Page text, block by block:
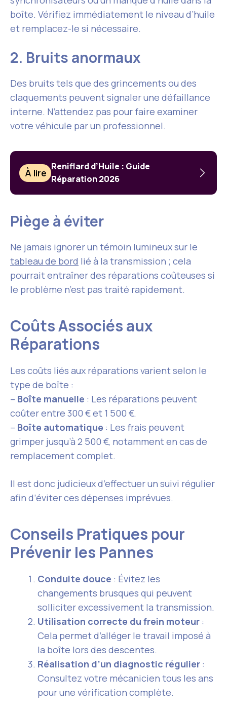
boîte. Vérifiez immédiatement le niveau d’huile
et remplacez-le si nécessaire.
2. Bruits anormaux
Des bruits tels que des grincements ou des
claquements peuvent signaler une défaillance
interne. N’attendez pas pour faire examiner
votre véhicule par un professionnel.
À lire
Reniflard d’Huile : Guide
Réparation 2026
Piège à éviter
Ne jamais ignorer un témoin lumineux sur le
tableau de bord lié à la transmission ; cela
pourrait entraîner des réparations coûteuses si
le problème n’est pas traité rapidement.
Coûts Associés aux
Réparations
Les coûts liés aux réparations varient selon le
type de boîte :
– Boîte manuelle : Les réparations peuvent
coûter entre 300 € et 1 500 €.
– Boîte automatique : Les frais peuvent
grimper jusqu’à 2 500 €, notamment en cas de
remplacement complet.
Il est donc judicieux d’effectuer un suivi régulier
afin d’éviter ces dépenses imprévues.
Conseils Pratiques pour
Prévenir les Pannes
Conduite douce : Évitez les
changements brusques qui peuvent
solliciter excessivement la transmission.
Utilisation correcte du frein moteur :
Cela permet d’alléger le travail imposé à
la boîte lors des descentes.
Réalisation d’un diagnostic régulier :
Consultez votre mécanicien tous les ans
pour une vérification complète.